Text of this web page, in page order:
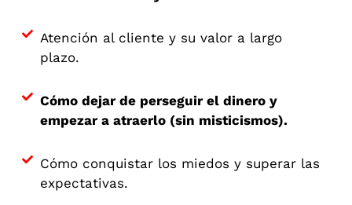
Atención al cliente y su valor a largo
plazo.
Cómo dejar de perseguir el dinero y
empezar a atraerlo (sin misticismos).
Cómo conquistar los miedos y superar las
expectativas.